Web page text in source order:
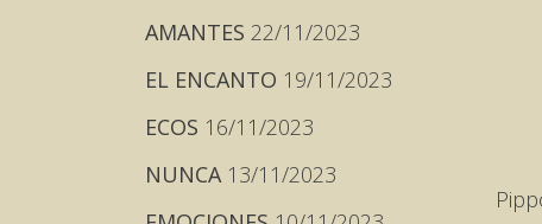
AMANTES 22/11/2023
EL ENCANTO 19/11/2023
ECOS 16/11/2023
NUNCA 13/11/2023